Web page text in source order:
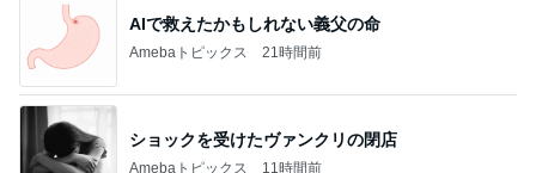
AIで救えたかもしれない義父の命
Amebaトピックス 21時間前
ショックを受けたヴァンクリの閉店
Amebaトピックス 11時間前